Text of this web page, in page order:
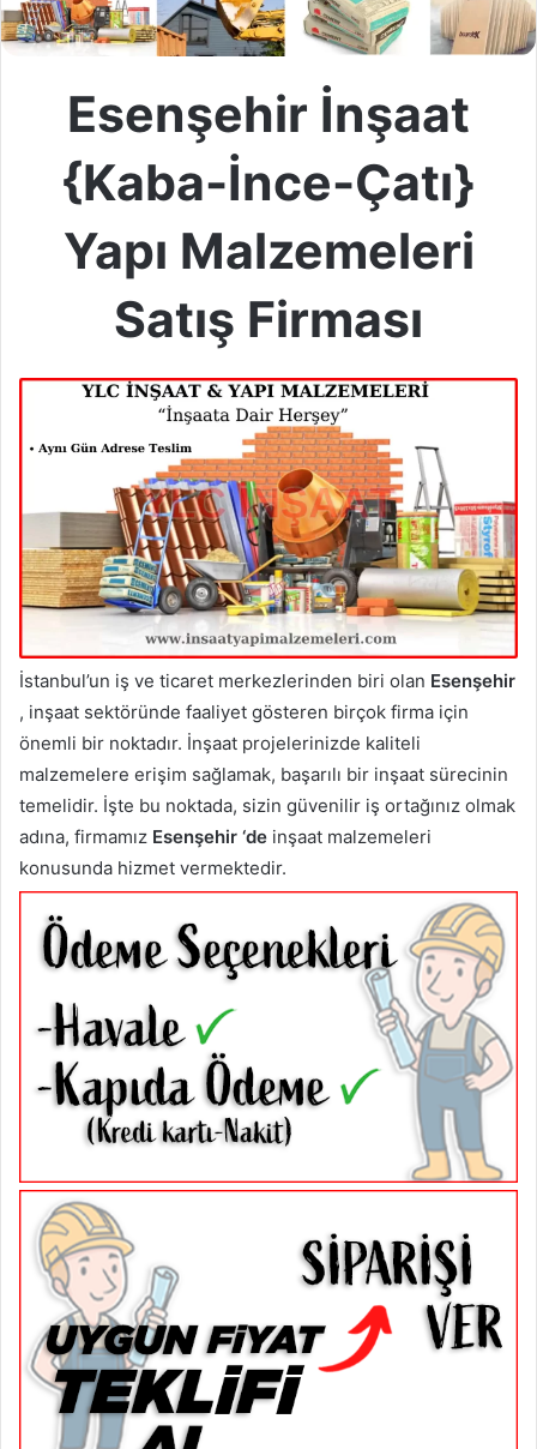
Esenşehir İnşaat
{Kaba-İnce-Çatı}
Yapı Malzemeleri
Satış Firması
İstanbul’un iş ve ticaret merkezlerinden biri olan Esenşehir
, inşaat sektöründe faaliyet gösteren birçok firma için
önemli bir noktadır. İnşaat projelerinizde kaliteli
malzemelere erişim sağlamak, başarılı bir inşaat sürecinin
temelidir. İşte bu noktada, sizin güvenilir iş ortağınız olmak
adına, firmamız Esenşehir ‘de inşaat malzemeleri
konusunda hizmet vermektedir.